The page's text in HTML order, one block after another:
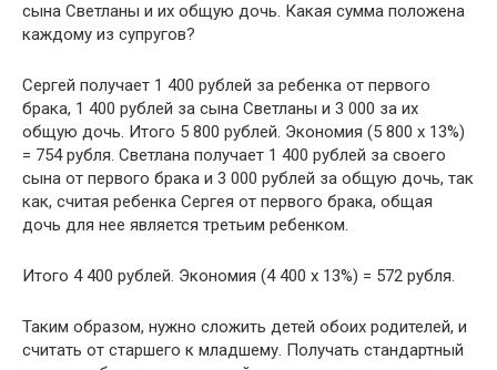
сына Светланы и их общую дочь. Какая сумма положена
каждому из супругов?
Сергей получает 1 400 рублей за ребенка от первого
брака, 1 400 рублей за сына Светланы и 3 000 за их
общую дочь. Итого 5 800 рублей. Экономия (5 800 х 13%)
= 754 рубля. Светлана получает 1 400 рублей за своего
сына от первого брака и 3 000 рублей за общую дочь, так
как, считая ребенка Сергея от первого брака, общая
дочь для нее является третьим ребенком.
Итого 4 400 рублей. Экономия (4 400 х 13%) = 572 рубля.
Таким образом, нужно сложить детей обоих родителей, и
считать от старшего к младшему. Получать стандартный